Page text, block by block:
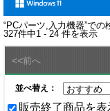
“PCパーツ,入力機器”での
327件中1 - 24 件を表示
<<前へ
並べ替え：
販売終了商品を表